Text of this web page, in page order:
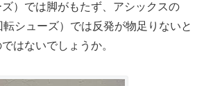
）では脚がもたず、アシックスの
転シューズ）では反発が物足りないと
はないでしょうか。